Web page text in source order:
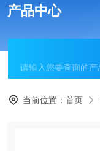
产品中心
当前位置：首页